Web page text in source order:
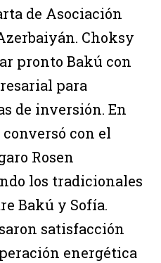
de Asociación
Choksy
pronto Bakú con
para
de inversión. En
con el
Rosen
los tradicionales
Bakú y Sofía.
satisfacción
energética